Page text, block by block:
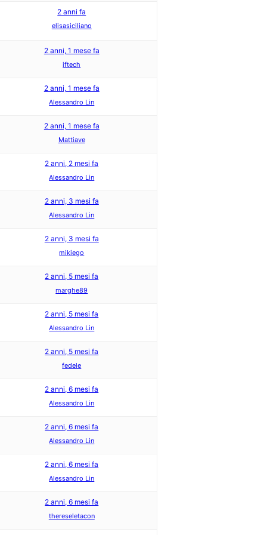
2 anni fa
elisasiciliano
2 anni, 1 mese fa
iftech
2 anni, 1 mese fa
Alessandro Lin
2 anni, 1 mese fa
Mattiave
2 anni, 2 mesi fa
Alessandro Lin
2 anni, 3 mesi fa
Alessandro Lin
2 anni, 3 mesi fa
mikiego
2 anni, 5 mesi fa
marghe89
2 anni, 5 mesi fa
Alessandro Lin
2 anni, 5 mesi fa
fedele
2 anni, 6 mesi fa
Alessandro Lin
2 anni, 6 mesi fa
Alessandro Lin
2 anni, 6 mesi fa
Alessandro Lin
2 anni, 6 mesi fa
thereseletacon